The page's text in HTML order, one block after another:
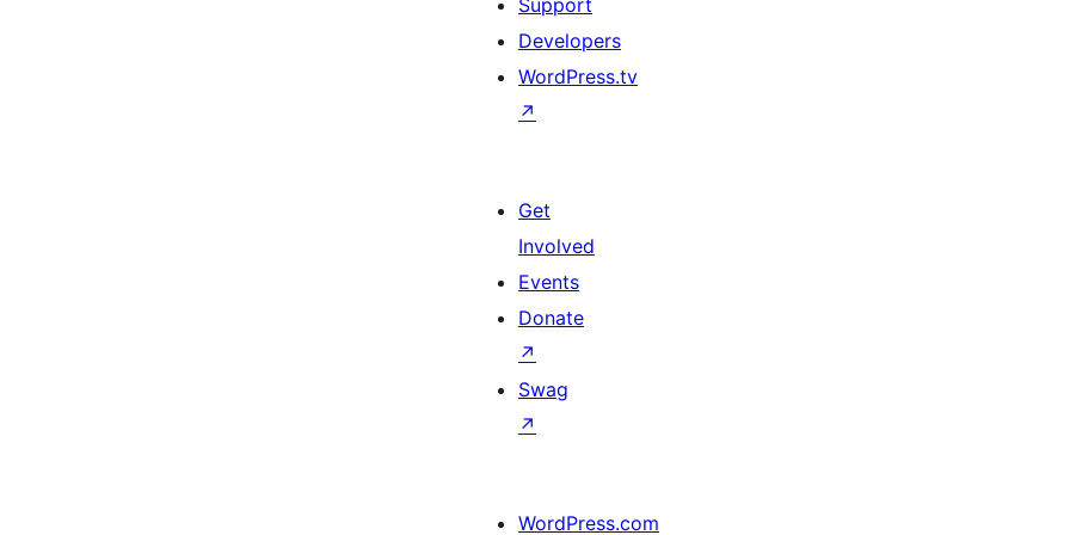
Support
Developers
WordPress.tv
↗
Get
Involved
Events
Donate
↗
Swag
↗
WordPress.com